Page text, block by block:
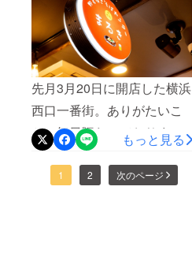
魅力的なお料理がたくさん
あるもつ煮込み専門店沼田
へぜひお越しください！
み・ゆでたんをいただきま
した！名物塩煮込みはたっ
ぷりのねぎと登場！様々な
食感のモツと、あっさり落
ち着く塩の味付けが最高な
一品で、汁まで飲み干して
しまいました＾＾ゆでたん
はホロホロととろけていく
先月3月20日に開店した横浜
西口一番街。ありがたいこ
とに毎日賑わっておりま
す！！先日、『一日ですべ
ての店をハシゴしてみた』
もっと見る
1 2 次のページ